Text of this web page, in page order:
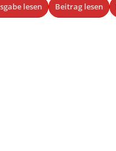
lesen Beitrag lesen